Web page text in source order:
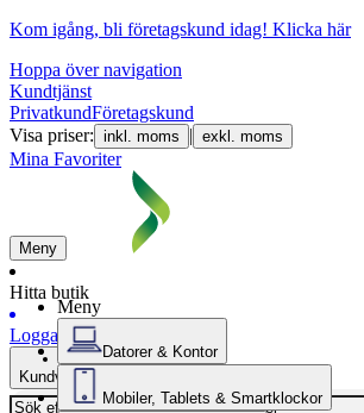
Kom igång, bli företagskund idag! Klicka här
Hoppa över navigation
Kundtjänst
PrivatkundFöretagskund
Visa priser: inkl. moms | exkl. moms
Mina Favoriter
Meny
Hitta butik
Logga in
Kundvagn
Meny
Datorer & Kontor
Mobiler, Tablets & Smartklockor